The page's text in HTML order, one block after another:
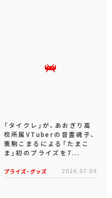
「タイクレ」が、あおぎり高
校所属VTuberの音霊魂子、
栗駒こまるによる「たまこ
ま」初のプライズを7...
プライズ・グッズ 2026.07.09